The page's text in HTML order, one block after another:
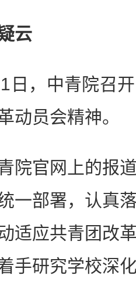
云
，中青院召开
动员会精神。
官网上的报道
一部署，认真
适应共青团改
手研究学校深